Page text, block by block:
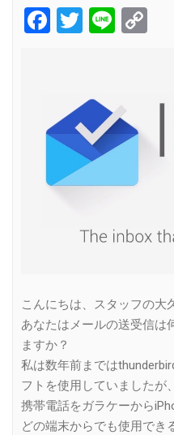
Facebook
Twitter
Line
こんにちは、スタッフの大
あなたはメールの送受信は
ますか？
私は数年前までは
フトを使用していましたが、
携帯電話をガラケーから
どの端末からでも使用でき